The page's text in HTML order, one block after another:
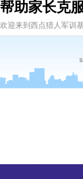
帮助家长克
欢迎来到西点猎人军训